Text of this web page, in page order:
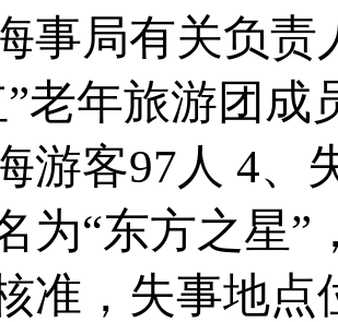
局有关负责
老年旅游团成
游客97人 4、
东方之星”，
准，失事地